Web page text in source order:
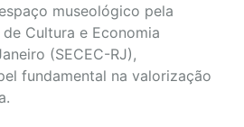
museológico pela
Cultura e Economia
(SECEC-RJ),
fundamental na valorização